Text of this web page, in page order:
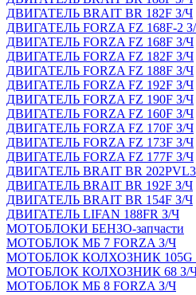
ДВИГАТЕЛЬ BRAIT BR 182F З/Ч
ДВИГАТЕЛЬ FORZA FZ 168F-2
ДВИГАТЕЛЬ FORZA FZ 168F З/Ч
ДВИГАТЕЛЬ FORZA FZ 182F З/Ч
ДВИГАТЕЛЬ FORZA FZ 188F З/Ч
ДВИГАТЕЛЬ FORZA FZ 192F З/Ч
ДВИГАТЕЛЬ FORZA FZ 190F З/Ч
ДВИГАТЕЛЬ FORZA FZ 160F З/Ч
ДВИГАТЕЛЬ FORZA FZ 170F З/Ч
ДВИГАТЕЛЬ FORZA FZ 173F З/Ч
ДВИГАТЕЛЬ FORZA FZ 177F З/Ч
ДВИГАТЕЛЬ BRAIT BR
ДВИГАТЕЛЬ BRAIT BR 192F З/Ч
ДВИГАТЕЛЬ BRAIT BR 154F З/Ч
ДВИГАТЕЛЬ LIFAN 188FR З/Ч
МОТОБЛОКИ БЕНЗО-запчасти
МОТОБЛОК МБ 7 FORZA З/Ч
МОТОБЛОК КОЛХОЗНИК 105G
МОТОБЛОК КОЛХОЗНИК 68 З/
МОТОБЛОК МБ 8 FORZA З/Ч